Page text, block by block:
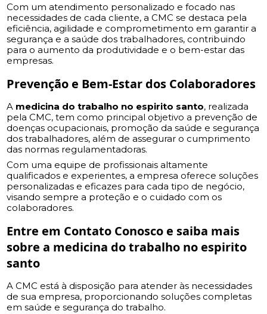
Com um atendimento personalizado e focado nas
necessidades de cada cliente, a CMC se destaca pela
eficiência, agilidade e comprometimento em garantir a
segurança e a saúde dos trabalhadores, contribuindo
para o aumento da produtividade e o bem-estar das
empresas.
Prevenção e Bem-Estar dos Colaboradores
A medicina do trabalho no espirito santo, realizada
pela CMC, tem como principal objetivo a prevenção de
doenças ocupacionais, promoção da saúde e segurança
dos trabalhadores, além de assegurar o cumprimento
das normas regulamentadoras.
Com uma equipe de profissionais altamente
qualificados e experientes, a empresa oferece soluções
personalizadas e eficazes para cada tipo de negócio,
visando sempre a proteção e o cuidado com os
colaboradores.
Entre em Contato Conosco e saiba mais
sobre a medicina do trabalho no espirito
santo
A CMC está à disposição para atender às necessidades
de sua empresa, proporcionando soluções completas
em saúde e segurança do trabalho.